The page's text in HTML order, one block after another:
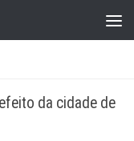
da cidade de